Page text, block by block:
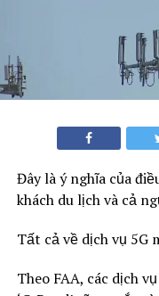
Đây là ý nghĩa của
khách du lịch và cả
Tất cả về dịch vụ 5G
Theo FAA, các dịch